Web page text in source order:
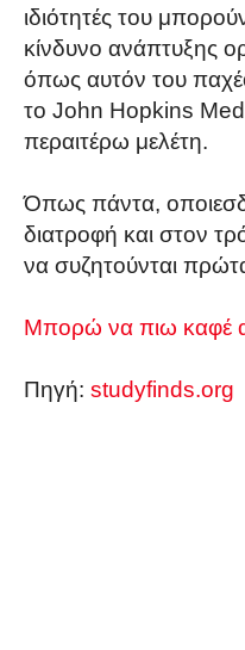
ιδιότητές του
κίνδυνο ανάπτυξης
όπως αυτόν του
το John Hopkins
περαιτέρω μελέτη.
Όπως πάντα,
διατροφή και στον
να συζητούνται
Μπορώ να πιω καφέ
Πηγή: studyfinds.org